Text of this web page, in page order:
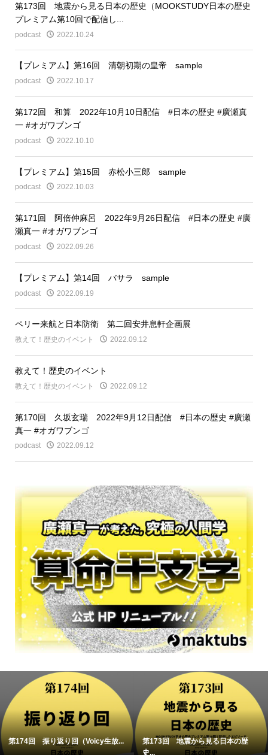
第173回 地震から見る日本の歴史（MOOKSTUDY日本の歴史
プレミアム第10回で配信し...
podcast 2022.10.24
【プレミアム】第16回 清朝初期の皇帝 sample
podcast 2022.10.17
第172回 和算 2022年10月10日配信 #日本の歴史 #廣瀬真
一 #オガワブンゴ
podcast 2022.10.10
【プレミアム】第15回 赤松小三郎 sample
podcast 2022.10.03
第171回 阿倍仲麻呂 2022年9月26日配信 #日本の歴史 #廣
瀬真一 #オガワブンゴ
podcast 2022.09.26
【プレミアム】第14回 バサラ sample
podcast 2022.09.19
ペリー来航と日本防衛 第二回安井息軒企画展
教えて！歴史のイベント 2022.09.12
教えて！歴史のイベント
教えて！歴史のイベント 2022.09.12
第170回 久坂玄瑞 2022年9月12日配信 #日本の歴史 #廣瀬
真一 #オガワブンゴ
podcast 2022.09.12
第174回 振り返り回（Voicy生放...
第173回 地震から見る日本の歴
史...